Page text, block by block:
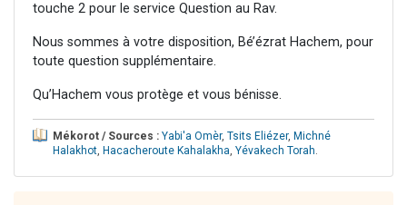
touche 2 pour le service Question au Rav.
Nous sommes à votre disposition, Bé’ézrat Hachem, pour
toute question supplémentaire.
Qu’Hachem vous protège et vous bénisse.
Mékorot / Sources : Yabi'a Omèr, Tsits Eliézer, Michné
Halakhot, Hacacheroute Kahalakha, Yévakech Torah.